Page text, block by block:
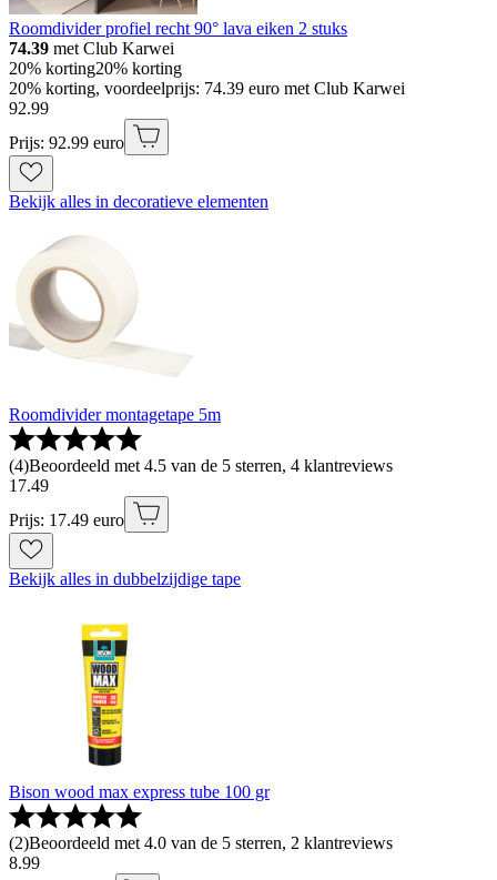
Roomdivider profiel recht 90° lava eiken 2 stuks
74.39 met Club Karwei
20% korting20% korting
20% korting, voordeelprijs: 74.39 euro met Club Karwei
92.99
Prijs: 92.99 euro
Bekijk alles in decoratieve elementen
Roomdivider montagetape 5m
(4)Beoordeeld met 4.5 van de 5 sterren, 4 klantreviews
17.49
Prijs: 17.49 euro
Bekijk alles in dubbelzijdige tape
Bison wood max express tube 100 gr
(2)Beoordeeld met 4.0 van de 5 sterren, 2 klantreviews
8.99